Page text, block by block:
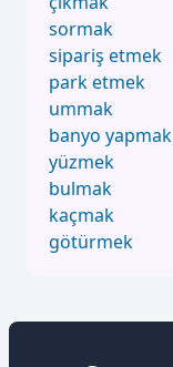
sormak
sipariş etmek
park etmek
ummak
banyo yapmak
yüzmek
bulmak
kaçmak
götürmek